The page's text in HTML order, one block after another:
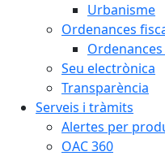
Urbanisme
Ordenances
Ordenances
Seu electrònica
Transparència
Serveis i tràmits
Alertes per
OAC 360